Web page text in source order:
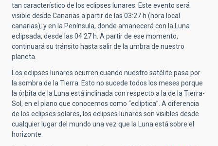
tan característico de los eclipses lunares. Este evento será
visible desde Canarias a partir de las 03:27 h (hora local
canarias); y en la Península, donde amanecerá con la Luna
eclipsada, desde las 04:27 h. A partir de ese momento,
continuará su tránsito hasta salir de la umbra de nuestro
planeta.
Los eclipses lunares ocurren cuando nuestro satélite pasa por
la sombra de la Tierra. Esto no sucede todos los meses porque
la órbita de la Luna está inclinada con respecto a la de la Tierra-
Sol, en el plano que conocemos como “eclíptica”. A diferencia
de los eclipses solares, los eclipses lunares son visibles desde
cualquier lugar del mundo una vez que la Luna está sobre el
horizonte.